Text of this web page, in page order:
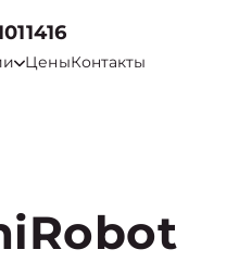
ЦеныКонтакты